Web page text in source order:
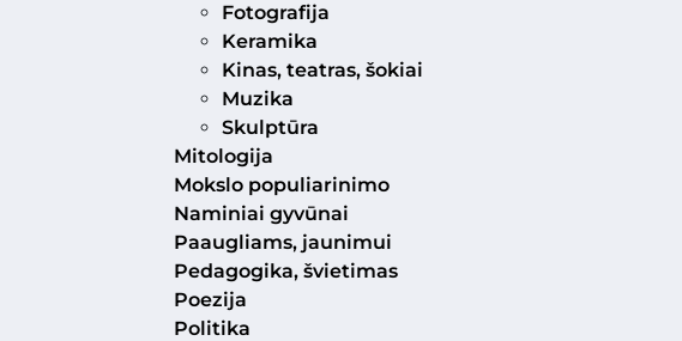
Fotografija
Keramika
Kinas, teatras, šokiai
Muzika
Skulptūra
Mitologija
Mokslo populiarinimo
Naminiai gyvūnai
Paaugliams, jaunimui
Pedagogika, švietimas
Poezija
Politika